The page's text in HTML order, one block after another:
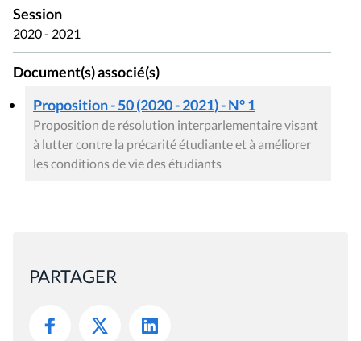
Session
2020 - 2021
Document(s) associé(s)
Proposition - 50 (2020 - 2021) - N° 1
Proposition de résolution interparlementaire visant
à lutter contre la précarité étudiante et à améliorer
les conditions de vie des étudiants
PARTAGER